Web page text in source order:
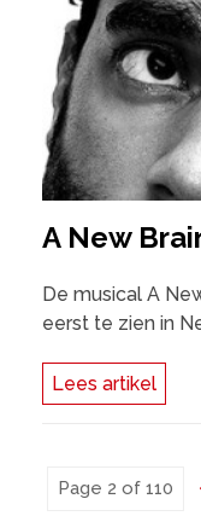
A New
De musical A
eerst te zien in
Lees artikel
Page 2 of 110